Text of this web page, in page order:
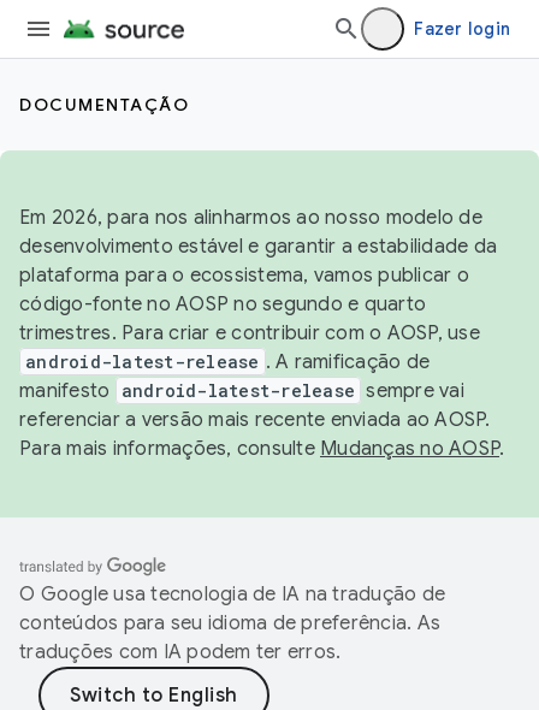
Fazer login
DOCUMENTAÇÃO
Em 2026, para nos alinharmos ao nosso modelo de
desenvolvimento estável e garantir a estabilidade da
plataforma para o ecossistema, vamos publicar o
código-fonte no AOSP no segundo e quarto
trimestres. Para criar e contribuir com o AOSP, use
android-latest-release . A ramificação de
manifesto
android-latest-release sempre vai
referenciar a versão mais recente enviada ao AOSP.
Para mais informações, consulte Mudanças no AOSP.
O Google usa tecnologia de IA na tradução de
conteúdos para seu idioma de preferência. As
traduções com IA podem ter erros.